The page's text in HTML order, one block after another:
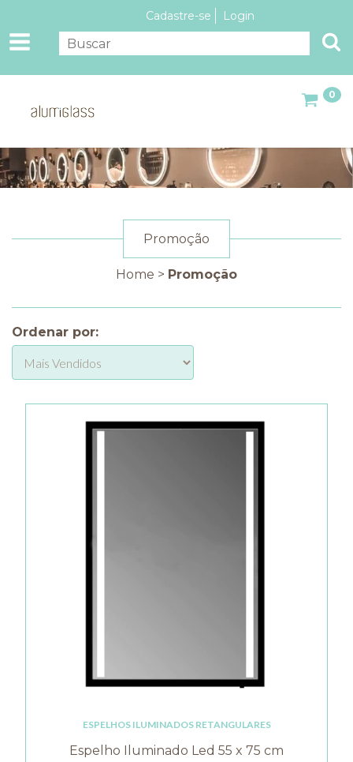
Cadastre-se Login
0
Promoção
Home > Promoção
Ordenar por:
ESPELHOS ILUMINADOS RETANGULARES
Espelho Iluminado Led 55 x 75 cm